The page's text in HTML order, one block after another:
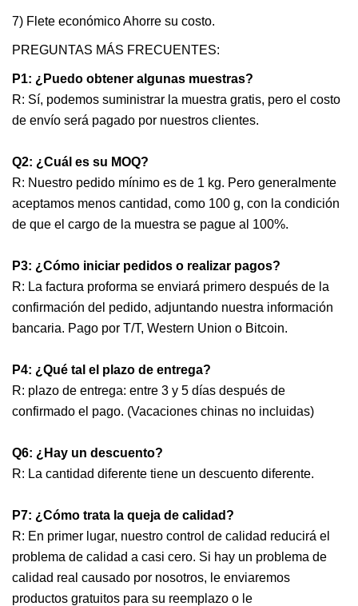
7) Flete económico Ahorre su costo.
PREGUNTAS MÁS FRECUENTES:
P1: ¿Puedo obtener algunas muestras?
R: Sí, podemos suministrar la muestra gratis, pero el costo
de envío será pagado por nuestros clientes.
Q2: ¿Cuál es su MOQ?
R: Nuestro pedido mínimo es de 1 kg. Pero generalmente
aceptamos menos cantidad, como 100 g, con la condición
de que el cargo de la muestra se pague al 100%.
P3: ¿Cómo iniciar pedidos o realizar pagos?
R: La factura proforma se enviará primero después de la
confirmación del pedido, adjuntando nuestra información
bancaria. Pago por T/T, Western Union o Bitcoin.
P4: ¿Qué tal el plazo de entrega?
R: plazo de entrega: entre 3 y 5 días después de
confirmado el pago. (Vacaciones chinas no incluidas)
Q6: ¿Hay un descuento?
R: La cantidad diferente tiene un descuento diferente.
P7: ¿Cómo trata la queja de calidad?
R: En primer lugar, nuestro control de calidad reducirá el
problema de calidad a casi cero. Si hay un problema de
calidad real causado por nosotros, le enviaremos
productos gratuitos para su reemplazo o le